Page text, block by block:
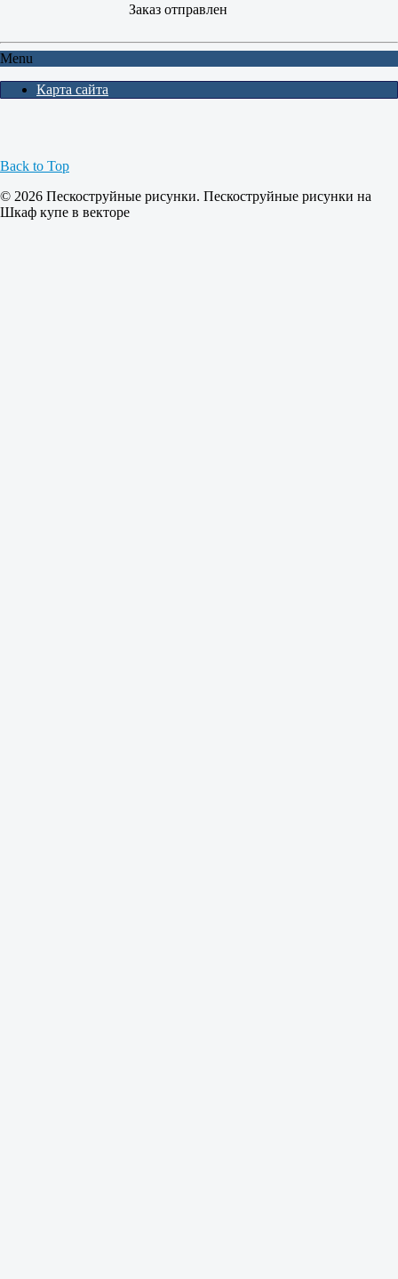
Заказ отправлен
Menu
Карта сайта
Back to Top
© 2026 Пескоструйные рисунки. Пескоструйные рисунки на
Шкаф купе в векторе